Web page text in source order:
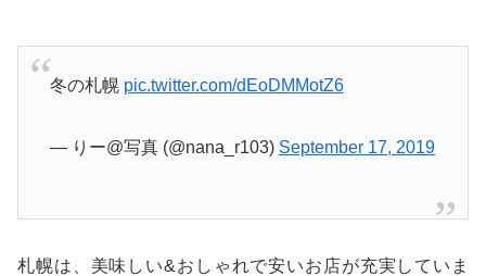
冬の札幌 pic.twitter.com/dEoDMMotZ6
— りー@写真 (@nana_r103) September 17, 2019
札幌は、美味しい&おしゃれで安いお店が充実していま